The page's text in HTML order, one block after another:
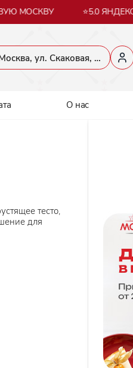
МОСКВУ ⭐5.0
​Москва, ул. Скаковая, 36​
О нас
тесто,
для